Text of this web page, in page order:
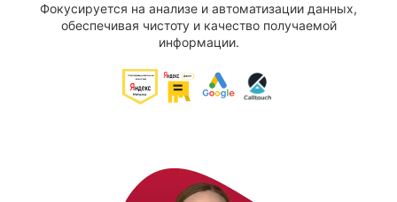
Фокусируется на анализе и автоматизации данных,
обеспечивая чистоту и качество получаемой
информации.